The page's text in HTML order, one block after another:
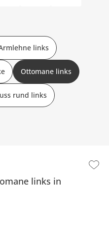
links in
links
Ottomane links
rund links